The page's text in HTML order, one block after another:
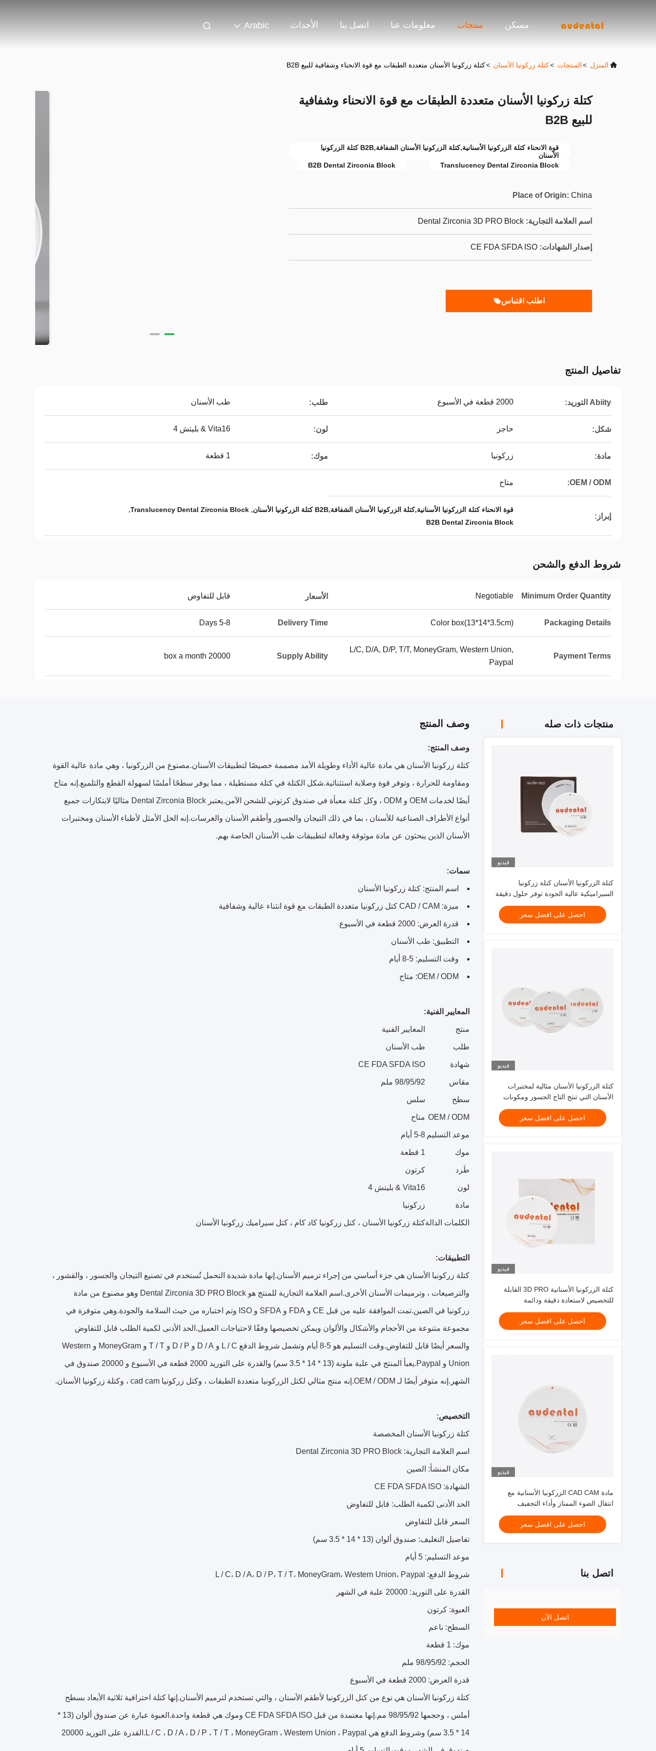
مسكن منتجات معلومات عنا اتصل بنا الأحداث Arabic
المنزل >المنتجات >كتلة زركونيا الأسنان >كتلة زركونيا الأسنان متعددة الطبقات مع قوة الانحناء وشفافية للبيع B2B
كتلة زركونيا الأسنان متعددة الطبقات مع قوة الانحناء وشفافية
للبيع B2B
قوة الانحناء كتلة الزركونيا الأسنانية,كتلة الزركونيا الأسنان الشفافة,B2B كتلة الزركونيا
الأسنان
Translucency Dental Zirconia Block
B2B Dental Zirconia Block
Place of Origin: China
اسم العلامة التجارية: Dental Zirconia 3D PRO Block
إصدار الشهادات: CE FDA SFDA ISO
اطلب اقتباس
تفاصيل المنتج
Abiity التوريد: 2000 قطعة في الأسبوع طلب: طب الأسنان
شكل: حاجز لون: Vita16 & بليتش 4
مادة: زركونيا موك: 1 قطعة
OEM / ODM: متاح
إبراز:
قوة الانحناء كتلة الزركونيا الأسنانية,كتلة الزركونيا الأسنان الشفافة,B2B كتلة الزركونيا الأسنان ,
Translucency Dental Zirconia Block
,
B2B Dental Zirconia Block
شروط الدفع والشحن
Minimum Order Quantity
Negotiable الأسعار قابل للتفاوض
Packaging Details
Color box(13*14*3.5cm)
Delivery Time
5-8 Days
Payment Terms
L/C, D/A, D/P, T/T, MoneyGram, Western Union,
Paypal
Supply Ability
20000 box a month
منتجات ذات صله
فيديو
كتلة الزركونيا الأسنان كتلة زركونيا
السيراميكية عالية الجودة توفر حلول دقيقة
ودائمة لاستعادة الأسنان
احصل على افضل سعر
فيديو
كتلة الزركونيا الأسنان مثالية لمختبرات
الأسنان التي تنتج التاج الجسور ومكونات
الزرع مع نتائج متسقة
احصل على افضل سعر
فيديو
كتلة الزركونيا الأسنانية 3D PRO القابلة
للتخصيص لاستعادة دقيقة ودائمة
احصل على افضل سعر
فيديو
مادة CAD CAM الزركونيا الأسنانية مع
انتقال الضوء الممتاز وأداء التجفيف
للتطبيقات الأسنانية
احصل على افضل سعر
اتصل بنا
اتصل الآن
وصف المنتج
وصف المنتج:
كتلة زركونيا الأسنان هي مادة عالية الأداء وطويلة الأمد مصممة خصيصًا لتطبيقات الأسنان.مصنوع من الزركونيا ، وهي مادة عالية القوة
ومقاومة للحرارة ، وتوفر قوة وصلابة استثنائية.شكل الكتلة في كتلة مستطيلة ، مما يوفر سطحًا أملسًا لسهولة القطع والتلميع.إنه متاح
أيضًا لخدمات OEM و ODM ، وكل كتلة معبأة في صندوق كرتوني للشحن الآمن.يعتبر Dental Zirconia Block مثاليًا لابتكارات جميع
أنواع الأطراف الصناعية للأسنان ، بما في ذلك التيجان والجسور وأطقم الأسنان والغرسات.إنه الحل الأمثل لأطباء الأسنان ومختبرات
الأسنان الذين يبحثون عن مادة موثوقة وفعالة لتطبيقات طب الأسنان الخاصة بهم.
سمات:
اسم المنتج: كتلة زركونيا الأسنان
ميزة: CAD / CAM كتل زركونيا متعددة الطبقات مع قوة انثناء عالية وشفافية
قدرة العرض: 2000 قطعة في الأسبوع
التطبيق: طب الأسنان
وقت التسليم: 5-8 أيام
OEM / ODM: متاح
المعايير الفنية:
منتج المعايير الفنية
طلب طب الأسنان
شهادة CE FDA SFDA ISO
مقاس 98/95/92 ملم
سطح سلس
OEM / ODM متاح
موعد التسليم 5-8 أيام
موك 1 قطعة
طَرد كرتون
لون Vita16 & بليتش 4
مادة زركونيا
الكلمات الدالةكتلة زركونيا الأسنان ، كتل زركونيا كاد كام ، كتل سيراميك زركونيا الأسنان
التطبيقات:
كتلة زركونيا الأسنان هي جزء أساسي من إجراء ترميم الأسنان.إنها مادة شديدة التحمل تُستخدم في تصنيع التيجان والجسور ، والقشور ،
والترصيعات ، وترميمات الأسنان الأخرى.اسم العلامة التجارية للمنتج هو Dental Zirconia 3D PRO Block وهو مصنوع من مادة
زركونيا في الصين.تمت الموافقة عليه من قبل CE و FDA و SFDA و ISO وتم اختباره من حيث السلامة والجودة.وهي متوفرة في
مجموعة متنوعة من الأحجام والأشكال والألوان ويمكن تخصيصها وفقًا لاحتياجات العميل.الحد الأدنى لكمية الطلب قابل للتفاوض
والسعر أيضًا قابل للتفاوض.وقت التسليم هو 5-8 أيام وتشمل شروط الدفع L / C و D / A و D / P و T / T و MoneyGram و Western
Union و Paypal.يعبأ المنتج في علبة ملونة (13 * 14 * 3.5 سم) والقدرة على التوريد 2000 قطعة في الأسبوع و 20000 صندوق في
الشهر.إنه متوفر أيضًا لـ OEM / ODM.إنه منتج مثالي لكتل ​​الزركونيا متعددة الطبقات ، وكتل زركونيا cad cam ، وكتلة زركونيا الأسنان.
التخصيص:
كتلة زركونيا الأسنان المخصصة
اسم العلامة التجارية: Dental Zirconia 3D PRO Block
مكان المنشأ: الصين
الشهادة: CE FDA SFDA ISO
الحد الأدنى لكمية الطلب: قابل للتفاوض
السعر قابل للتفاوض
تفاصيل التغليف: صندوق ألوان (13 * 14 * 3.5 سم)
موعد التسليم: 5 أيام
شروط الدفع: L / C، D / A، D / P، T / T، MoneyGram، Western Union، Paypal
القدرة على التوريد: 20000 علبة في الشهر
العبوة: كرتون
السطح: ناعم
موك: 1 قطعة
الحجم: 98/95/92 ملم
قدرة العرض: 2000 قطعة في الأسبوع
كتلة زركونيا الأسنان هي نوع من كتل الزركونيا لأطقم الأسنان ، والتي تستخدم لترميم الأسنان.إنها كتلة احترافية ثلاثية الأبعاد بسطح
أملس ، وحجمها 98/95/92 مم.إنها معتمدة من قبل CE FDA SFDA ISO وموك هي قطعة واحدة.العبوة عبارة عن صندوق ألوان (13 *
14 * 3.5 سم) وشروط الدفع هي L / C ، D / A ، D / P ، T / T ، MoneyGram ، Western Union ، Paypal.القدرة على التوريد 20000